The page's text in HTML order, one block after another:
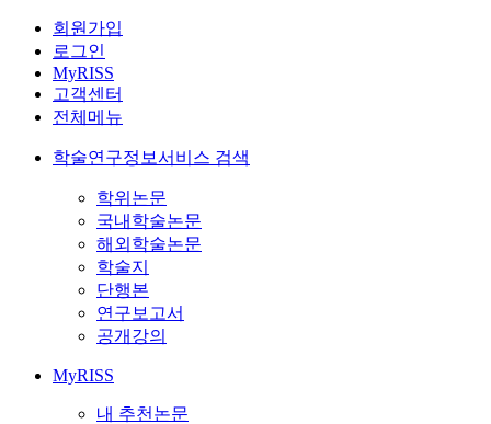
회원가입
로그인
MyRISS
고객센터
전체메뉴
학술연구정보서비스 검색
학위논문
국내학술논문
해외학술논문
학술지
단행본
연구보고서
공개강의
MyRISS
내 추천논문